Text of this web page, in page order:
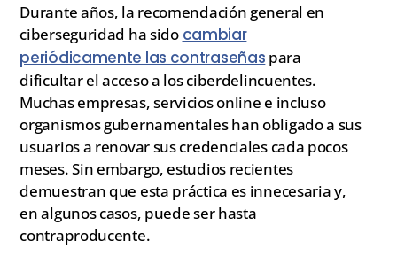
Durante años, la recomendación general en
ciberseguridad ha sido cambiar
periódicamente las contraseñas para
dificultar el acceso a los ciberdelincuentes.
Muchas empresas, servicios online e incluso
organismos gubernamentales han obligado a sus
usuarios a renovar sus credenciales cada pocos
meses. Sin embargo, estudios recientes
demuestran que esta práctica es innecesaria y,
en algunos casos, puede ser hasta
contraproducente.